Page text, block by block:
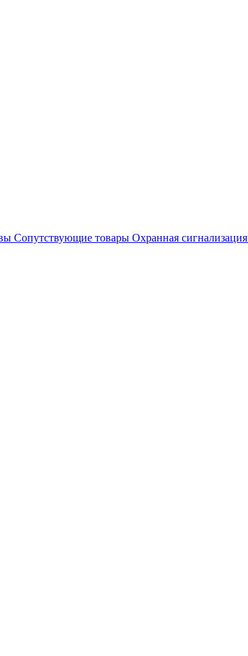
Сопутствующие товары Охранная сигнализация